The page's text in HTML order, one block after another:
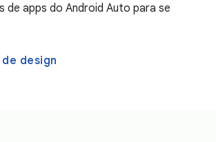
de apps do Android Auto para se
design